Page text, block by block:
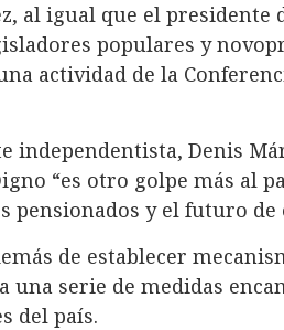
al igual que el presidente
populares y
actividad de la
independentista, Denis
“es otro golpe más al
pensionados y el futuro de
de establecer
una serie de medidas
del país.